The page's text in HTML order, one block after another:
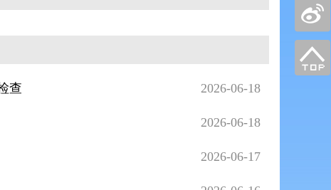
查 2026-06-18
2026-06-18
2026-06-17